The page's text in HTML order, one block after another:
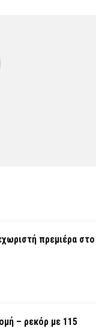
πρεμιέρα στο
– ρεκόρ με 115